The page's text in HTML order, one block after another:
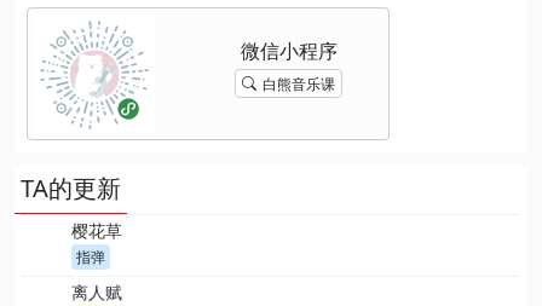
白熊音乐课
TA的更新
樱花草
指弹
离人赋